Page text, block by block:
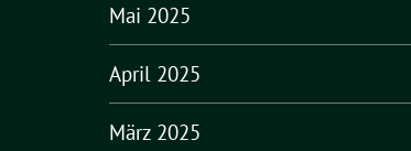
Mai 2025
April 2025
März 2025